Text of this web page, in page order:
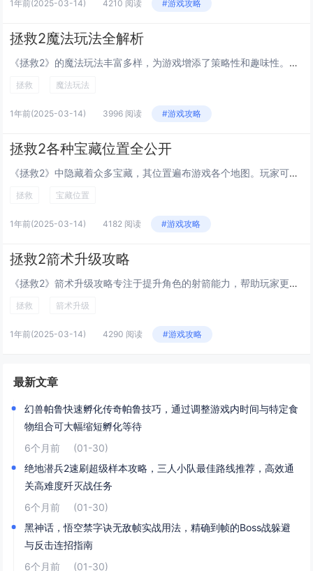
1年前(2025-03-14) 4210 阅读 #游戏攻略
拯救2魔法玩法全解析
《拯救2》的魔法玩法丰富多样，为游戏增添了策略性和趣味性。玩家可通过收集魔力值施放各类魔法，包括攻击型、防御型和辅助型。攻击型魔法如火球术能对敌人造成强大伤害；防御型魔法如护盾术可吸收一定量的伤害，提升生存能力；辅助型魔法则提供增益效果，如...
拯救 魔法玩法
1年前(2025-03-14) 3996 阅读 #游戏攻略
拯救2各种宝藏位置全公开
《拯救2》中隐藏着众多宝藏，其位置遍布游戏各个地图。玩家可通过探索遗迹、山洞及隐秘角落来发现这些珍贵物品。部分宝藏位于需要特定技能解锁的区域，如攀爬高墙或潜入水下深处。某些地点还设有机关谜题，解开后方能获取奖励。本攻略详细列举了所有已知宝藏...
拯救 宝藏位置
1年前(2025-03-14) 4182 阅读 #游戏攻略
拯救2箭术升级攻略
《拯救2》箭术升级攻略专注于提升角色的射箭能力，帮助玩家更高效地击败敌人。游戏中，箭术升级需通过收集经验值和完成特定任务实现。优先提升“暴击率”与“射击速度”，可显著增强输出能力。选择合适的弓箭装备和箭矢类型也至关重要，如火焰箭可对群敌造成...
拯救 箭术升级
1年前(2025-03-14) 4290 阅读 #游戏攻略
最新文章
幻兽帕鲁快速孵化传奇帕鲁技巧，通过调整游戏内时间与特定食
物组合可大幅缩短孵化等待
6个月前
(01-30)
绝地潜兵2速刷超级样本攻略，三人小队最佳路线推荐，高效通
关高难度歼灭战任务
6个月前
(01-30)
黑神话，悟空禁字诀无敌帧实战用法，精确到帧的Boss战躲避
与反击连招指南
6个月前
(01-30)